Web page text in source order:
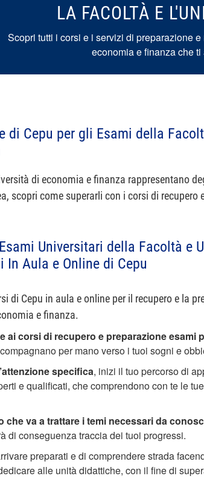
LA FACOLTÀ E
Scopri tutti i corsi e i servizi di preparazione
economia e finanza che
di Cepu per gli Esami della
di economia e finanza rappresentano
scopri come superarli con i corsi di recupero
Universitari della Facoltà e
Aula e Online di Cepu
di Cepu in aula e online per il recupero e la
e finanza.
ai corsi di recupero e preparazione esami
per mano verso i tuoi sogni e
specifica, inizi il tuo percorso di
e qualificati, che comprendono con te le
va a trattare i temi necessari da
di conseguenza traccia dei tuoi progressi.
preparati e di comprendere strada
alle unità didattiche, con il fine di